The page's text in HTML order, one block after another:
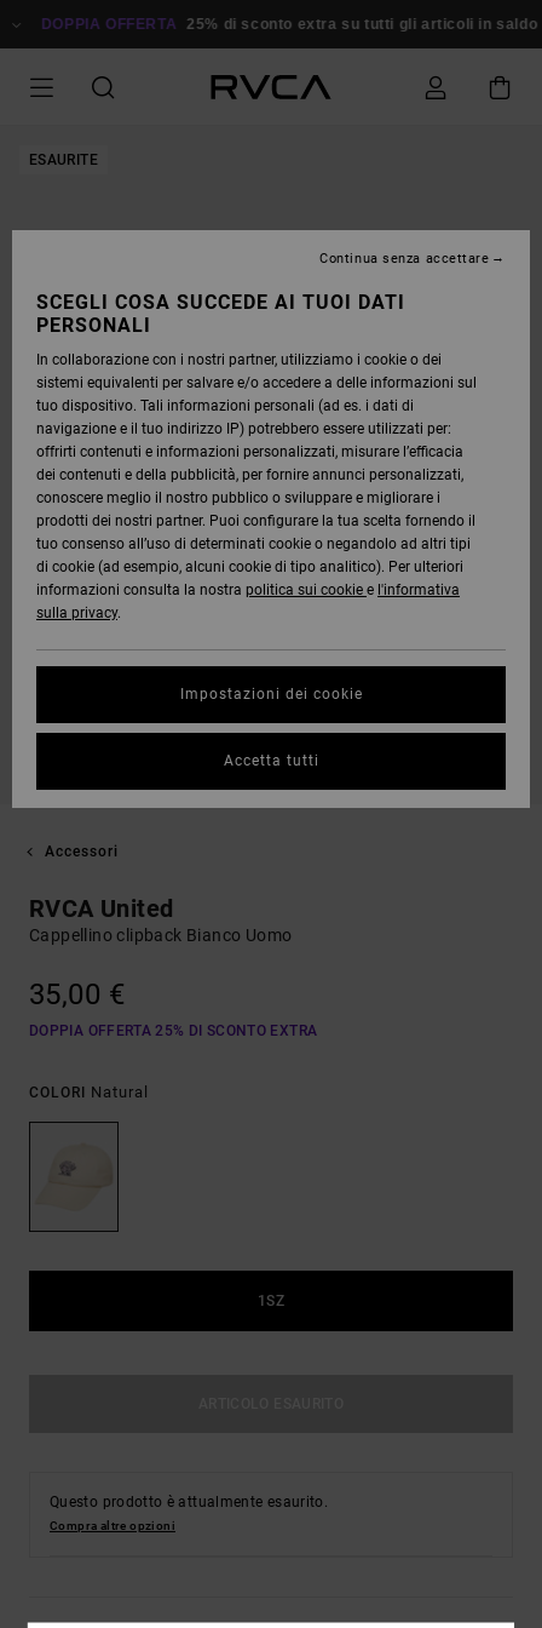
ALLE DOPPIA OFFERTA 25% di sconto extra su tutti gli articoli in saldo
ESAURITE
Accessori
RVCA United
Cappellino clipback Bianco Uomo
35,00 €
DOPPIA OFFERTA 25% DI SCONTO EXTRA
COLORI Natural
1SZ
Questo prodotto è attualmente esaurito.
Compra altre opzioni
SCEGLI COSA SUCCEDE AI TUOI DATI
PERSONALI
In collaborazione con i nostri partner, utilizziamo i cookie o dei
sistemi equivalenti per salvare e/o accedere a delle informazioni sul
tuo dispositivo. Tali informazioni personali (ad es. i dati di
navigazione e il tuo indirizzo IP) potrebbero essere utilizzati per:
offrirti contenuti e informazioni personalizzati, misurare l’efficacia
dei contenuti e della pubblicità, per fornire annunci personalizzati,
conoscere meglio il nostro pubblico o sviluppare e migliorare i
prodotti dei nostri partner. Puoi configurare la tua scelta fornendo il
tuo consenso all’uso di determinati cookie o negandolo ad altri tipi
di cookie (ad esempio, alcuni cookie di tipo analitico). Per ulteriori
informazioni consulta la nostra politica sui cookie e l'informativa
sulla privacy.
Impostazioni dei cookie
Continua senza accettare
Accetta tutti